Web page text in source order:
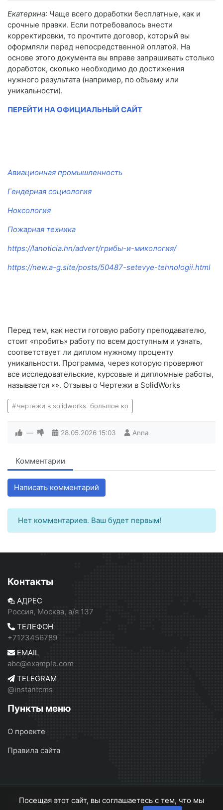
Екатерина: Чаще всего доработки бесплатные, как и
срочные правки. Если потребовалось внести
корректировки, то прочтите договор, который вы
оформляли перед непосредственной оплатой. На
основе этого документа вы вправе запрашивать столько
доработок, сколько необходимо до достижения
нужного результата (например, по объему или
уникальности).
ПЕРЕЙТИ НА ОФИЦИАЛЬНЫЙ САЙТ
Авиационная промышленность
Гендерная социология
Ноксология
Пожарная техника
https://lanoticia.hn/advert/грибы-и-микология/
https://new.a-g.site/posts/50487-setevye-tehnologii.html
Перед тем, как нести готовую работу преподавателю,
стоит «пробить» работу по всем доступным и узнать,
соответствует ли диплом нужному проценту
уникальности. Программа, через которую проверяют
все исследовательские, курсовые и дипломные работы,
называется «». Отзывы о Чертежи в SolidWorks
чертежи в solidworks. большое ко
— 28.05.2026 15:03 Anna
Комментарии
Написать комментарий
Нет комментариев. Ваш будет первым!
Контакты
АДРЕС
Россия, Москва, а/я 137
ТЕЛЕФОН
+7123456789
EMAIL
abc@example.com
TELEGRAM
@instantcms
Пункты меню
О проекте
Правила сайта
Серебрянск © 2026
Посещая этот сайт, вы соглашаетесь с тем, что мы